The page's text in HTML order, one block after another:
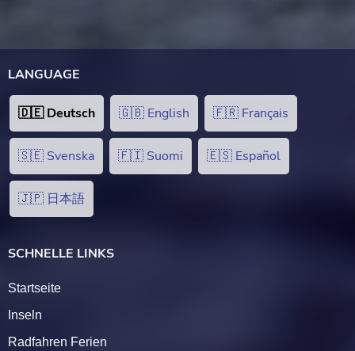
LANGUAGE
🇩🇪 Deutsch 🇬🇧 English 🇫🇷 Français
🇸🇪 Svenska 🇫🇮 Suomi 🇪🇸 Español
🇯🇵 日本語
SCHNELLE LINKS
Startseite
Inseln
Radfahren Ferien